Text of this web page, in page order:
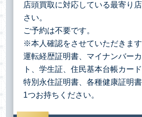
店頭買取に対応している最寄り
さい。
ご予約は不要です。
※本人確認をさせていただきます
運転経歴証明書、マイナンバー
ト、学生証、住民基本台帳カー
特別永住証明書、各種健康証明
1つお持ちください。